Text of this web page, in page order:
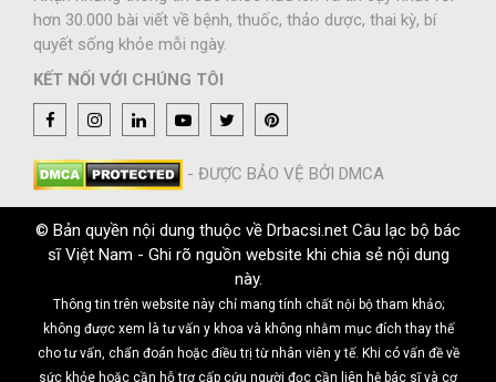
hơn 30.000 bài viết về bệnh, thuốc, thảo dược, thai kỳ, bí
quyết sống khỏe mỗi ngày.
KẾT NỐI VỚI CHÚNG TÔI
- ĐƯỢC BẢO VỆ BỞI DMCA
© Bản quyền nội dung thuộc về Drbacsi.net Câu lạc bộ bác
sĩ Việt Nam - Ghi rõ nguồn website khi chia sẻ nội dung
này.
Thông tin trên website này chỉ mang tính chất nội bộ tham khảo;
không được xem là tư vấn y khoa và không nhằm mục đích thay thế
cho tư vấn, chẩn đoán hoặc điều trị từ nhân viên y tế. Khi có vấn đề về
sức khỏe hoặc cần hỗ trợ cấp cứu người đọc cần liên hệ bác sĩ và cơ